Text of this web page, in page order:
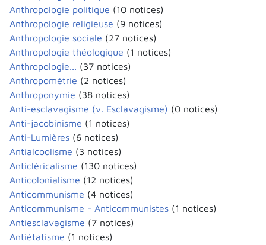
Anthropologie politique (10 notices)
Anthropologie religieuse (9 notices)
Anthropologie sociale (27 notices)
Anthropologie théologique (1 notices)
Anthropologie... (37 notices)
Anthropométrie (2 notices)
Anthroponymie (38 notices)
Anti-esclavagisme (v. Esclavagisme) (0 notices)
Anti-jacobinisme (1 notices)
Anti-Lumières (6 notices)
Antialcoolisme (3 notices)
Anticléricalisme (130 notices)
Anticolonialisme (12 notices)
Anticommunisme (4 notices)
Anticommunisme - Anticommunistes (1 notices)
Antiesclavagisme (7 notices)
Antiétatisme (1 notices)